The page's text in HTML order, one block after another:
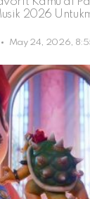
2026
May 24, 2026,